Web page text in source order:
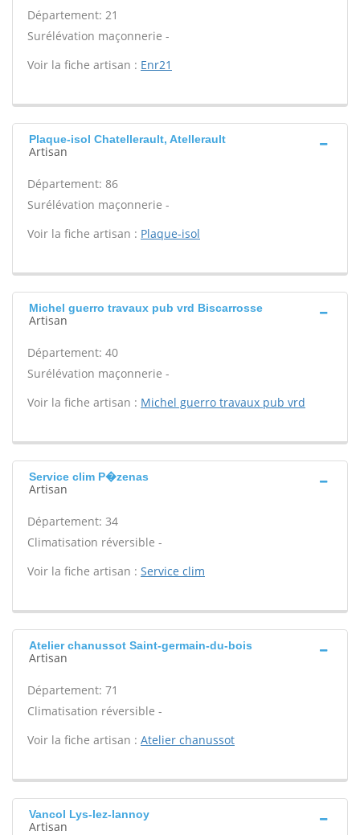
Département: 21
Surélévation maçonnerie -
Voir la fiche artisan : Enr21
Plaque-isol Chatellerault, Atellerault
Artisan
Département: 86
Surélévation maçonnerie -
Voir la fiche artisan : Plaque-isol
Michel guerro travaux pub vrd Biscarrosse
Artisan
Département: 40
Surélévation maçonnerie -
Voir la fiche artisan : Michel guerro travaux pub vrd
Service clim P�zenas
Artisan
Département: 34
Climatisation réversible -
Voir la fiche artisan : Service clim
Atelier chanussot Saint-germain-du-bois
Artisan
Département: 71
Climatisation réversible -
Voir la fiche artisan : Atelier chanussot
Vancol Lys-lez-lannoy
Artisan